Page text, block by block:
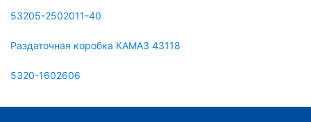
53205-2502011-40
Раздаточная коробка КАМАЗ 43118
5320-1602606